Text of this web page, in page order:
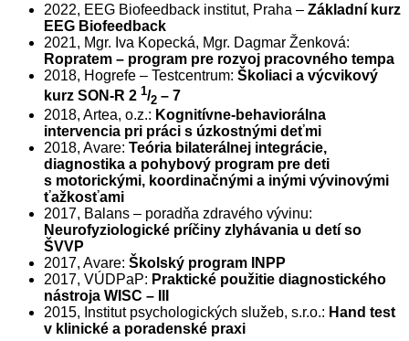
2022, EEG Biofeedback institut, Praha – Základní kurz
EEG Biofeedback
2021, Mgr. Iva Kopecká, Mgr. Dagmar Ženková:
Ropratem – program pre rozvoj pracovného tempa
2018, Hogrefe – Testcentrum: Školiaci a výcvikový
kurz SON-R 2 1/2 – 7
2018, Artea, o.z.: Kognitívne-behaviorálna
intervencia pri práci s úzkostnými deťmi
2018, Avare: Teória bilaterálnej integrácie,
diagnostika a pohybový program pre deti
s motorickými, koordinačnými a inými vývinovými
ťažkosťami
2017, Balans – poradňa zdravého vývinu:
Neurofyziologické príčiny zlyhávania u detí so
ŠVVP
2017, Avare: Školský program INPP
2017, VÚDPaP: Praktické použitie diagnostického
nástroja WISC – III
2015, Institut psychologických služeb, s.r.o.: Hand test
v klinické a poradenské praxi